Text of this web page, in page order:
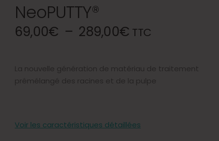
NeoPUTTY®
69,00€ – 289,00€ TTC
La nouvelle génération de matériau de traitement
prémélangé des racines et de la pulpe
Voir les caractéristiques détaillées